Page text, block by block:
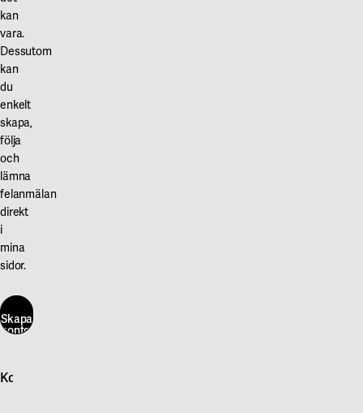
kan
vara.
Dessutom
kan
du
enkelt
skapa,
följa
och
lämna
felanmälan
direkt
i
mina
sidor.
Skapa
konto
Skapa
här
Kontakta oss